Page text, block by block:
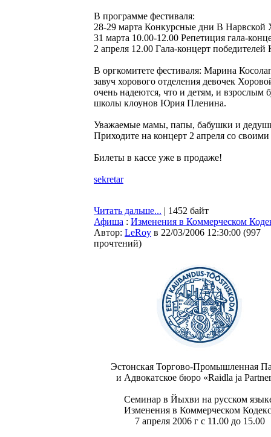
В программе фестиваля:
28-29 марта Конкурсные дни В Нарвской
31 марта 10.00-12.00 Репетиция гала-
2 апреля 12.00 Гала-концерт
В оргкомитете фестиваля: Марина
завуч хорового отделения девочек
очень надеются, что и детям, и взрослым
школы клоунов Юрия Пленина.
Уважаемые мамы, папы, бабушки и
Приходите на концерт 2 апреля со
Билеты в кассе уже в продаже!
sekretar
Читать дальше... | 1452 байт
Афиша : Изменения в Коммерческом
Автор: LeRoy в 22/03/2006 12:30:00 (997
прочтений)
Эстонская Торгово-Промышленная
и Адвокатское бюро «Raidla ja
Семинар в Йыхви на русском
Изменения в Коммерческом
7 апреля 2006 г с 11.00 до 15.00